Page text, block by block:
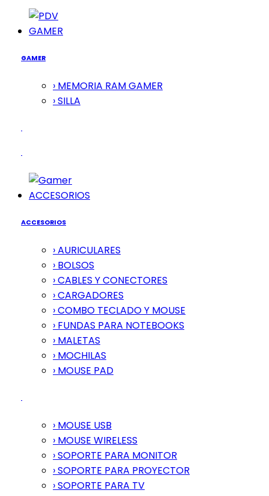
GAMER
GAMER
› MEMORIA RAM GAMER
› SILLA
ACCESORIOS
ACCESORIOS
› AURICULARES
› BOLSOS
› CABLES Y CONECTORES
› CARGADORES
› COMBO TECLADO Y MOUSE
› FUNDAS PARA NOTEBOOKS
› MALETAS
› MOCHILAS
› MOUSE PAD
› MOUSE USB
› MOUSE WIRELESS
› SOPORTE PARA MONITOR
› SOPORTE PARA PROYECTOR
› SOPORTE PARA TV